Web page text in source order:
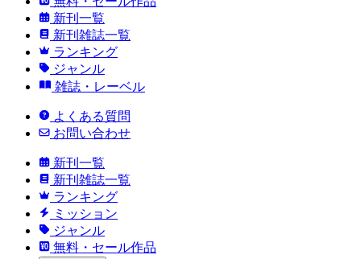
新刊一覧
新刊雑誌一覧
ランキング
ジャンル
雑誌・レーベル
よくある質問
お問い合わせ
新刊一覧
新刊雑誌一覧
ランキング
ミッション
ジャンル
無料・セール作品